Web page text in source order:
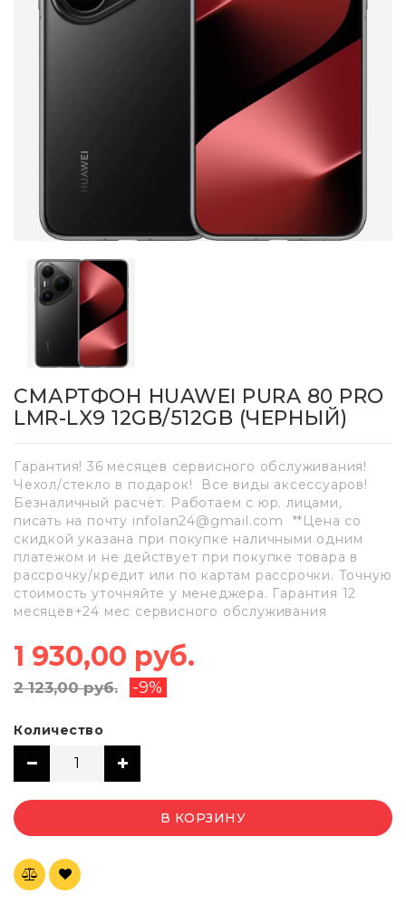
СМАРТФОН HUAWEI PURA 80 PRO
LMR-LX9 12GB/512GB (ЧЕРНЫЙ)
Гарантия! 36 месяцев сервисного обслуживания!
Чехол/стекло в подарок! Все виды аксессуаров!
Безналичный расчёт. Работаем с юр. лицами,
писать на почту infolan24@gmail.com **Цена со
скидкой указана при покупке наличными одним
платежом и не действует при покупке товара в
рассрочку/кредит или по картам рассрочки. Точную
стоимость уточняйте у менеджера. Гарантия 12
месяцев+24 мес сервисного обслуживания
1 930,00 руб.
2 123,00 руб. -9%
Количество
В КОРЗИНУ